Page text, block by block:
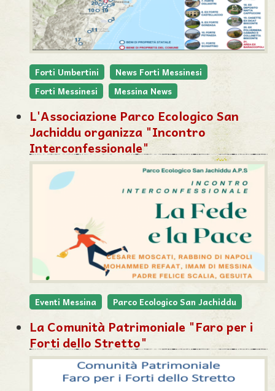
Forti Umbertini
News Forti Messinesi
Forti Messinesi
Messina News
L'Associazione Parco Ecologico San
Jachiddu organizza "Incontro
Interconfessionale"
Eventi Messina Parco Ecologico San Jachiddu
La Comunità Patrimoniale "Faro per i
Forti dello Stretto"